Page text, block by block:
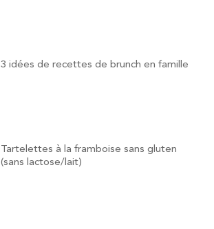
3 idées de recettes de brunch en famille
Tartelettes à la framboise sans gluten
(sans lactose/lait)